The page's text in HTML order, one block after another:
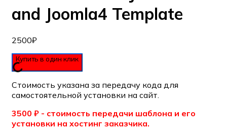
and Joomla4 Template
2500₽
Купить в один клик
Стоимость указана за передачу кода для
самостоятельной установки на сайт.
3500 ₽ - стоимость передачи шаблона и его
установки на хостинг заказчика.